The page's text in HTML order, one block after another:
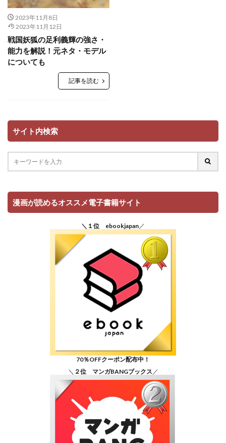
2023年11月8日
2023年11月12日
戦国妖狐の足利義輝の強さ・
能力を解説！元ネタ・モデル
についても
記事を読む
サイト内検索
漫画が読めるオススメ電子書籍サイト
＼１位 ebookjapan／
70％OFFクーポン配布中！
＼ ２位 マンガBANGブックス ／